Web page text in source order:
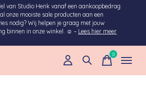
van Studio Henk vanaf een aankoopbedrag
onze mooiste sale producten aan een
nodig? Wij helpen je graag met jouw
binnen in onze winkel. ☺ – Lees hier meer
0items